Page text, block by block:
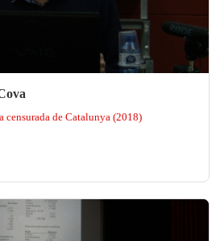
censurada de Catalunya (2018)